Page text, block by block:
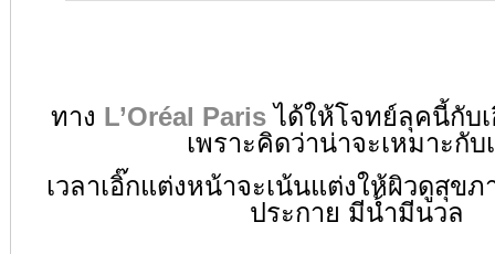
ทาง L’Oréal Paris ได้ให้โจทย์ลุคนี้กับ
เพราะคิดว่าน่าจะเหมาะกับ
เวลาเอิ๊กแต่งหน้าจะเน้นแต่งให้ผิวดูสุข
ประกาย มีน้ำมีนวล